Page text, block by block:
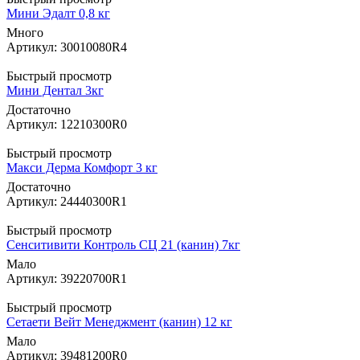
Мини Эдалт 0,8 кг
Много
Артикул: 30010080R4
Быстрый просмотр
Мини Дентал 3кг
Достаточно
Артикул: 12210300R0
Быстрый просмотр
Макси Дерма Комфорт 3 кг
Достаточно
Артикул: 24440300R1
Быстрый просмотр
Сенситивити Контроль СЦ 21 (канин) 7кг
Мало
Артикул: 39220700R1
Быстрый просмотр
Сетаети Вейт Менеджмент (канин) 12 кг
Мало
Артикул: 39481200R0